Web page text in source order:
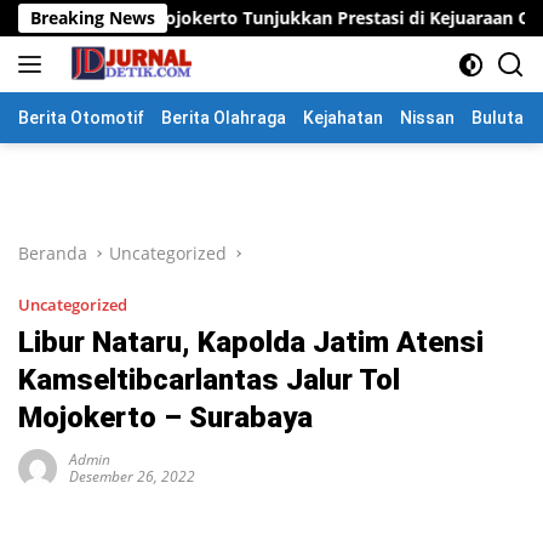
Langsung
ke
konten
Breaking News
Tunjukkan Prestasi di Kejuaraan Open Piala Wali Kota
Berita Otomotif Berita Olahraga Kejahatan Nissan
Beranda Uncategorized
Uncategorized
Libur Nataru, Kapolda Jatim Atensi
Kamseltibcarlantas Jalur Tol
Mojokerto – Surabaya
Admin
Desember 26, 2022